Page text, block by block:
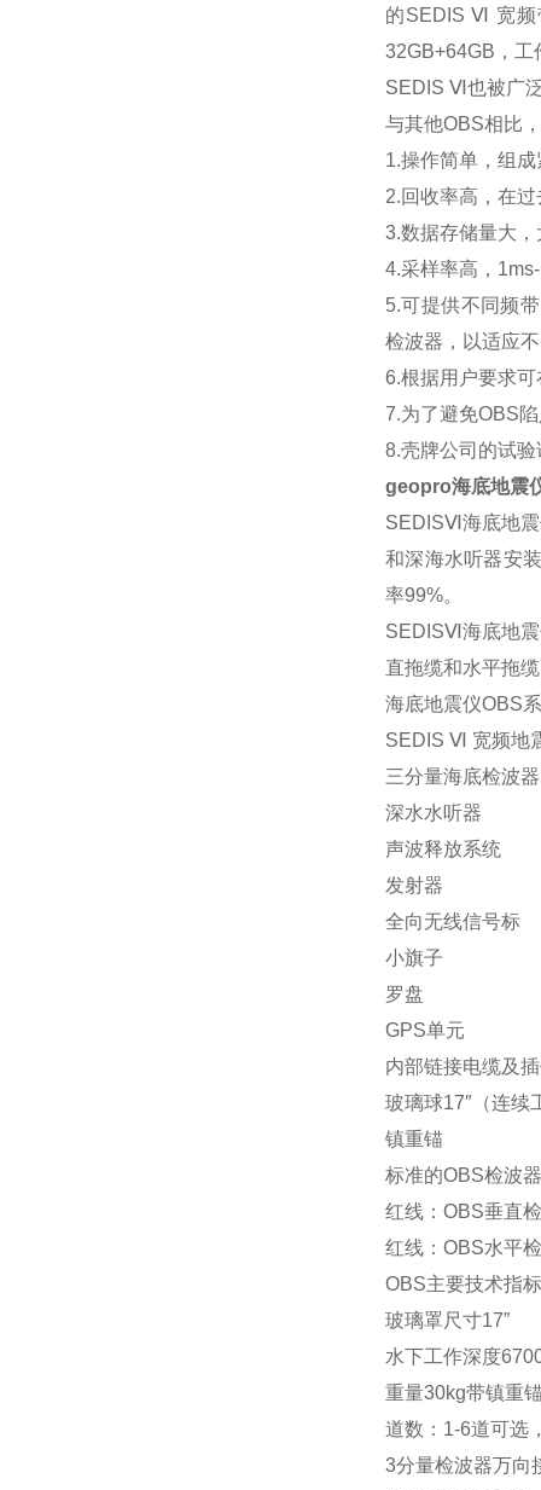
的SEDIS Ⅵ 宽频
32GB+64GB，
SEDIS Ⅵ也被广
与其他OBS相比
1.操作简单，组成
2.回收率高，在
3.数据存储量大
4.采样率高，
5.可提供不同频
检波器，以适应
6.根据用户要求
7.为了避免OBS
8.壳牌公司的试
geopro海底地震
SEDISⅥ海底地震
和深海水听器安
率99%。
SEDISⅥ海底地
直拖缆和水平拖
海底地震仪OBS
SEDIS Ⅵ 宽频地
三分量海底检波器
深水水听器
声波释放系统
发射器
全向无线信号标
小旗子
罗盘
GPS单元
内部链接电缆及
玻璃球17″（连续
镇重锚
标准的OBS检波
红线：OBS垂直
红线：OBS水平
OBS主要技术指
玻璃罩尺寸17”
水下工作深度
重量30kg带镇重
道数：1-6道可选
3分量检波器万向